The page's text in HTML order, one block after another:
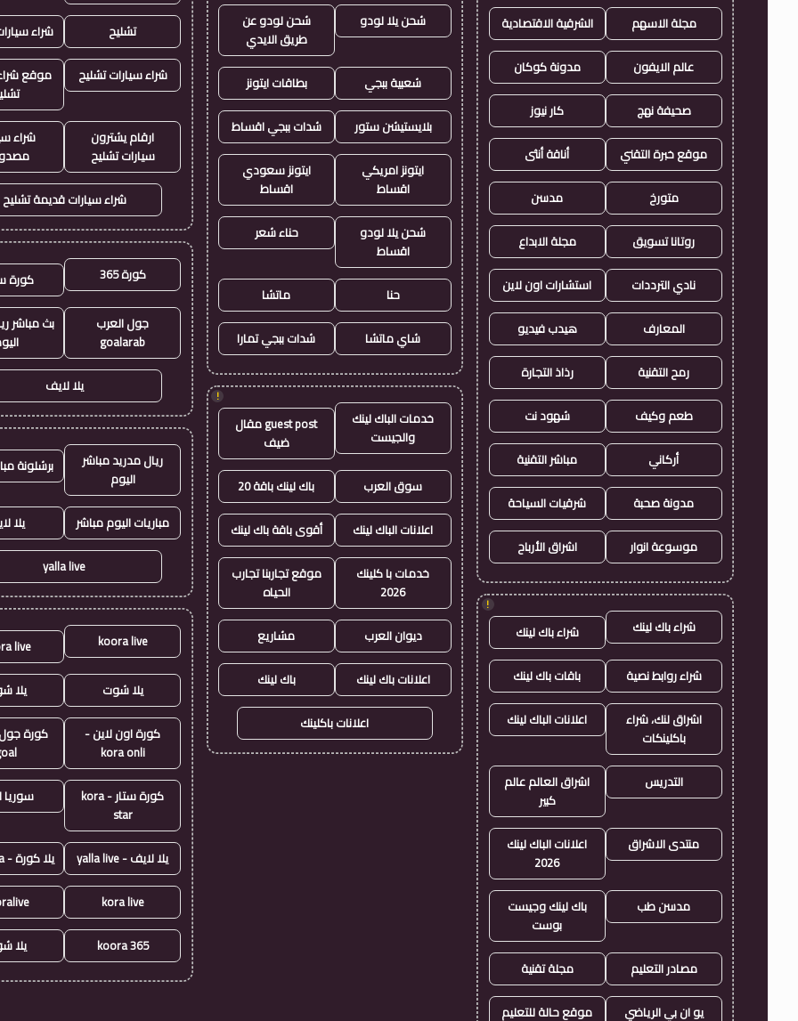
مجلة الاسهم الشرقية الاقتصادية
عالم الايفون مدونة كوكان
صحيفة نهج كار نيوز
موقع خبرة التقني أناقة أنثى
متورخ مدسن
روتانا تسويق مجلة الابداع
نادي الترددات استشارات اون لاين
المعارف هيدب فيديو
رمح التقنية رذاذ التجارة
طعم وكيف شهود نت
أركاني مباشر التقنية
مدونة صحبة شرقيات السياحة
موسوعة انوار اشراق الأرباح
!
شراء باك لينك شراء باك لينك
شراء روابط نصية باقات باك لينك
اشراق لنك، شراء
باكلينكات
اعلانات الباك لينك
التدريس
اشراق العالم عالم
كبير
منتدى الاشراق
اعلانات الباك لينك
2026
مدسن طب
باك لينك وجيست
بوست
مصادر التعليم مجلة تقنية
يو ان بي الرياضي موقع حالة للتعليم
شحن يلا لودو
شحن لودو عن
طريق الايدي
شعبية ببجي بطاقات ايتونز
بلايستيشن ستور شدات ببجي اقساط
ايتونز امريكي
اقساط
ايتونز سعودي
اقساط
شحن يلا لودو
اقساط
حناء شعر
حنا ماتشا
شاي ماتشا شدات ببجي تمارا
!
خدمات الباك لينك
والجيست
guest post مقال
ضيف
سوق العرب باك لينك باقة 20
اعلانات الباك لينك أقوى باقة باك لينك
خدمات با كلينك
2026
موقع تجاربنا تجارب
الحياه
ديوان العرب مشاريع
اعلانات باك لينك باك لينك
اعلانات باكلينك
تشليح شراء
شراء سيارات تشليح
موقع
ارقام يشترون
سيارات تشليح
شراء
شراء سيارات قديمة تشليح
كورة 365 كورة
جول العرب
goalarab
بث مباشر
يلا لايف
ريال مدريد مباشر
اليوم
برشلونة
مباريات اليوم مباشر يلا
yalla live
koora live
live
يلا شوت يلا
كورة اون لاين -
kora onli
كورة ستار - kora
star
سوريا
يلا لايف - yalla live يلا كورة - yallakora
kora live
koora 365 يلا